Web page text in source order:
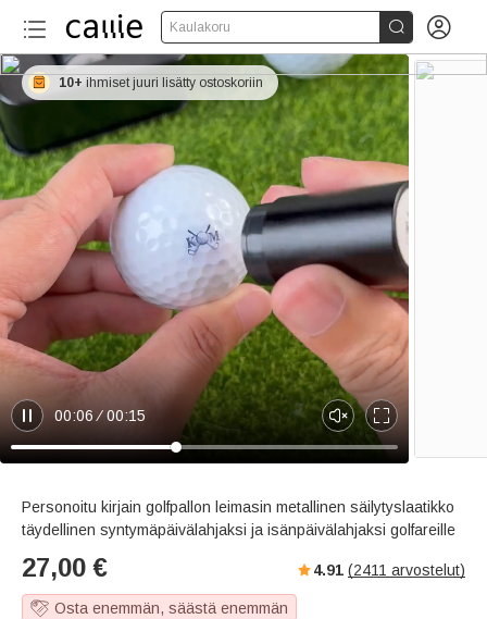
Kaulakoru  
P
a
e
00:06 00:15
U
n
t
e
E
n
e
r
u
10+ ihmiset juuri lisätty ostoskoriin
Personoitu kirjain golfpallon leimasin metallinen säilytyslaatikko
täydellinen syntymäpäivälahjaksi ja isänpäivälahjaksi golfareille
27,00 € 4.91 (2411 arvostelut)
Osta enemmän, säästä enemmän